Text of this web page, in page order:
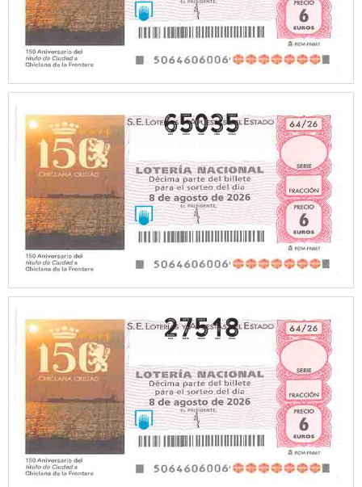
65035
27518